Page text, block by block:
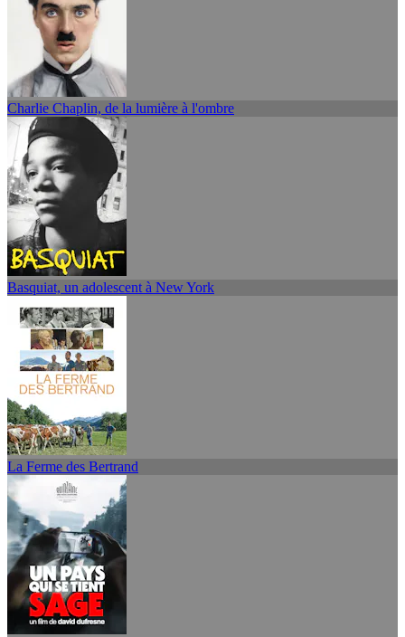
Charlie Chaplin, de la lumière à l'ombre
Basquiat, un adolescent à New York
La Ferme des Bertrand